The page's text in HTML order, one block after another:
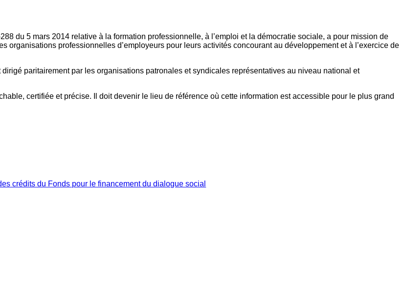
du 5 mars 2014 relative à la formation professionnelle, à l’emploi et la démocratie sociale, a pour mission de
organisations professionnelles d’employeurs pour leurs activités concourant au développement et à l’exercice de
paritairement par les organisations patronales et syndicales représentatives au niveau national et
certifiée et précise. Il doit devenir le lieu de référence où cette information est accessible pour le plus grand
crédits du Fonds pour le financement du dialogue social